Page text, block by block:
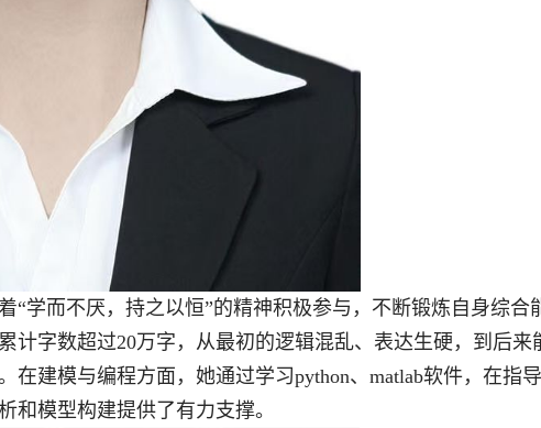
学而不厌，持之以恒”的精神积极参与，不断锻炼自身综合
字数超过20万字，从最初的逻辑混乱、表达生硬，到后来
建模与编程方面，她通过学习python、matlab软件，在指
和模型构建提供了有力支撑。